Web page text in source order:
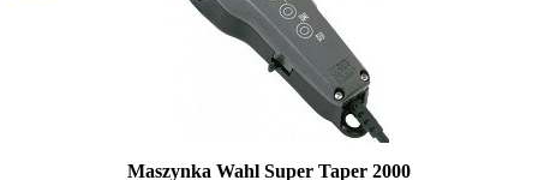
Maszynka Wahl Super Taper 2000